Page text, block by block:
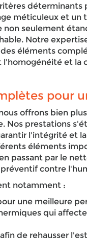
déterminants
méticuleux et
non seulement
Notre
éléments
et la
pour
offrons bien
Nos prestations
l'intégrité et
éléments
passant par le
contre
notamment :
une meilleure
qui
de rehausser